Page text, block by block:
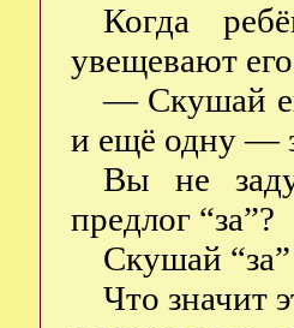
Когда
увещевают
— Скушай
и ещё одну —
Вы не
предлог “за”?
Скушай
Что значит